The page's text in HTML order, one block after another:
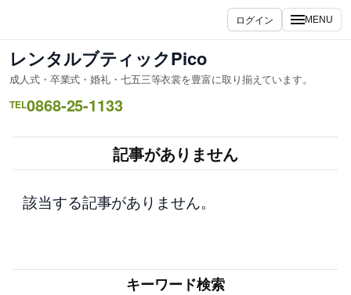
を
ス
キ
ッ
ログイン MENU
レンタルブティックPico
成人式・卒業式・婚礼・七五三等衣裳を豊富に取り揃えています。
TEL0868-25-1133
記事がありません
該当する記事がありません。
キーワード検索